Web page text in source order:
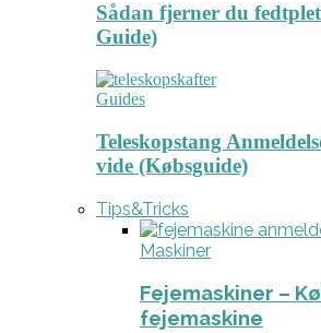
Sådan fjerner du
Guide)
Guides
Teleskopstang
vide (Købsguide)
Tips&Tricks
Maskiner
Fejemaskiner –
fejemaskine